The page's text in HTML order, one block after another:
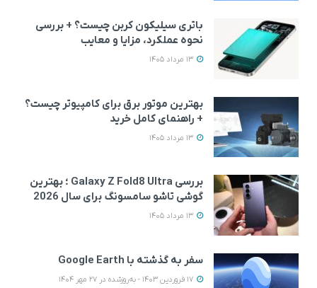
مدل Redmi Note 15 4G
دو سیم کارت ظرفیت 256
مدل Galaxy A56 دو سیم
کارت ظرفیت 256 گیگابایت
باتری سیلیکون کربن چیست؟ + بررسی
نحوه عملکرد، مزایا و معایب
بهترین موتور برق برای کامپیوتر چیست؟
+ راهنمای کامل خرید
بررسی Galaxy Z Fold8 Ultra ؛ بهترین
گوشی تاشو سامسونگ برای سال 2026
سفر به گذشته با Google Earth